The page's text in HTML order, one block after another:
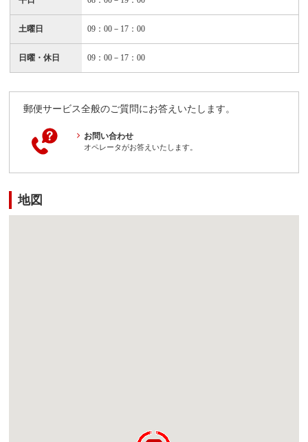
土曜日 09：00－17：00
日曜・休日 09：00－17：00
郵便サービス全般のご質問にお答えいたします。
お問い合わせ
オペレータがお答えいたします。
地図